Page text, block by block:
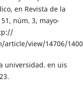
en Revista de la
núm. 3, mayo-
article/view/14706/
universidad. en uis